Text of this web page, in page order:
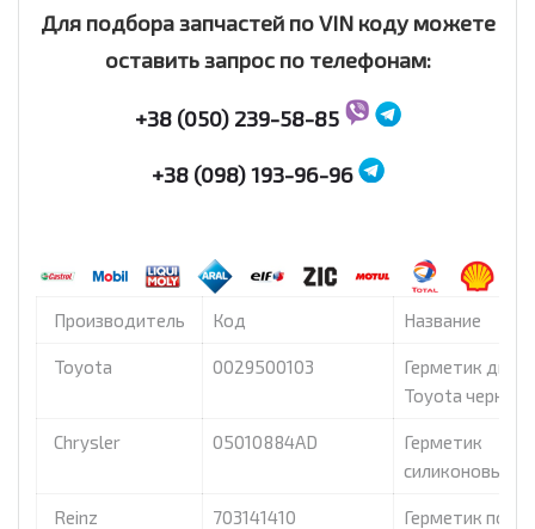
Для подбора запчастей по VIN коду можете
оставить запрос по телефонам:
+38 (050) 239-58-85
+38 (098) 193-96-96
Производитель Код Название
Toyota 0029500103
Герметик
Toyota черный,
Chrysler 05010884AD
Герметик
силиконовый
Reinz 703141410
Герметик